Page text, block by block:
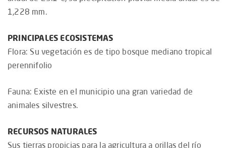
1,228 mm.
PRINCIPALES ECOSISTEMAS
Flora: Su vegetación es de tipo bosque mediano tropical
perennifolio
Fauna: Existe en el municipio una gran variedad de
animales silvestres.
RECURSOS NATURALES
Sus tierras propicias para la agricultura a orillas del río